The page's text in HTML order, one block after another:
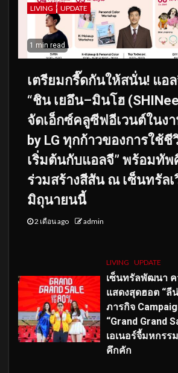
LIVING UPDATE
1 min read
เตรียมกรี๊ดกันให้สนั่น! แอ
“ชิน เยอึน–มินโฮ
จัดเอ็กซ์คลูซีฟอีเวนต์ในงา
by LG ทุกก้าวของการใช้
เริ่มต้นกับแอลจี” พร้อมทั
ร่วมสร้างสีสัน ณ เซ็นทรัลเ
มิถุนายนนี้
2 เดือน ago admin
LIVING UPDATE
เซ็นทรัลพัฒนา
แสดงสุดฮอต “ลี
ภารกิจ
“Grand Grand
เอเนอร์จี้มหกร
คึกคัก